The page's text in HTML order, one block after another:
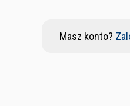
Masz konto?